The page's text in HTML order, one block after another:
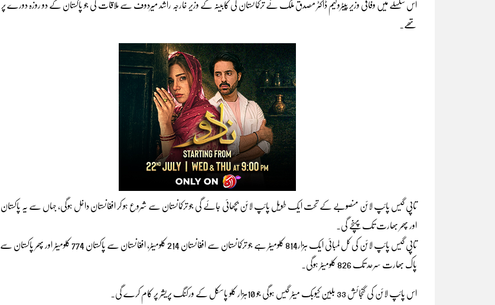
تھے۔
تاپی گیس پائپ لائن منصوبے کے تحت ایک طویل پائپ لائن بچھائی جائے گی جو ترکمانستان سے شروع ہو کر افغانستان داخل ہوگی، جہاں سے یہ پاکستان
اور پھر بھارت تک پہنچے گی۔
تاپی گیس پائپ لائن کی کل لمبائی ایک ہزار814 کلومیٹر ہے جو ترکمانستان سے افغانستان 214 کلومیٹر، افغانستان سے پاکستان 774 کلومیٹر اور پھر پاکستان سے
پاک بھارت سرحد تک 826 کلومیٹر ہوگی۔
اس پائپ لائن کی گنجائش 33 بلین کیوبک میٹر گیس ہوگی جو 10ہزار کلو پاسکل کے ورکنگ پریشر پر کام کرے گی۔